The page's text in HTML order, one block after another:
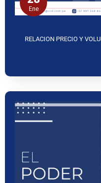
Ene
RELACION PRECIO Y